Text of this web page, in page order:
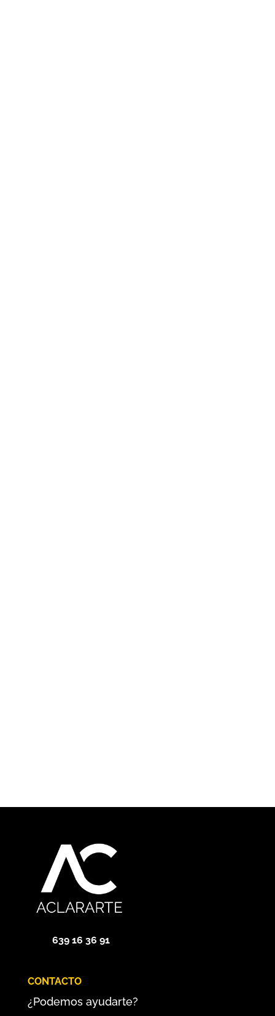
639 16 36 91
CONTACTO
¿Podemos ayudarte?